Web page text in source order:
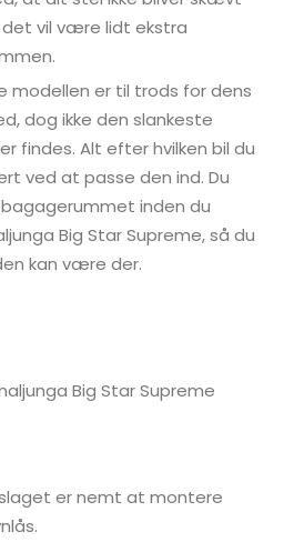
det vil være lidt ekstra
modellen er til trods for dens
dog ikke den slankeste
findes. Alt efter hvilken bil du
ved at passe den ind. Du
inden du
Big Star Supreme, så du
kan være der.
Big Star Supreme
er nemt at montere